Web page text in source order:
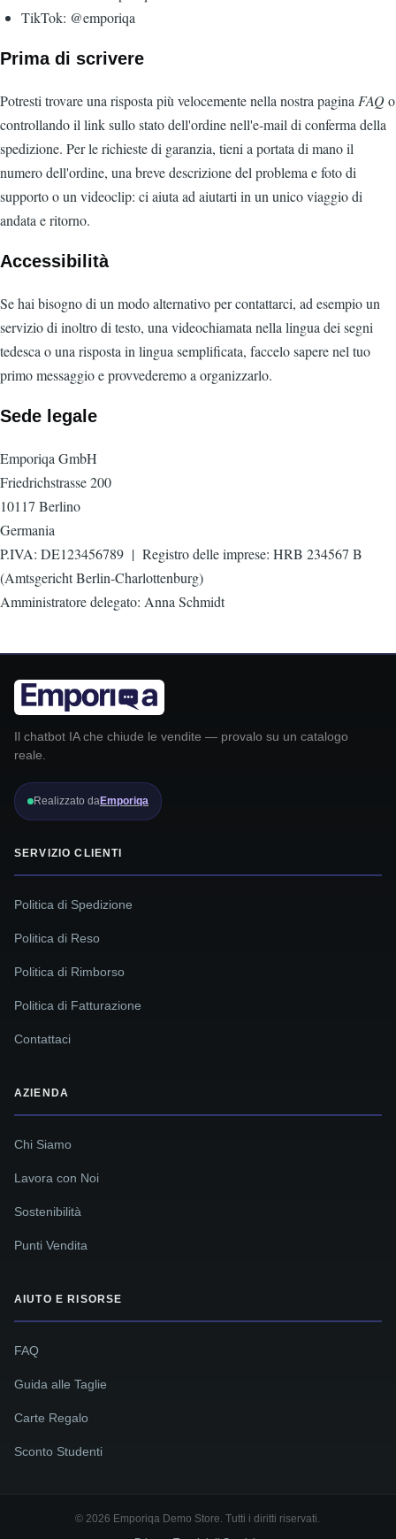
TikTok: @emporiqa
Prima di scrivere
Potresti trovare una risposta più velocemente nella nostra pagina FAQo
controllando il link sullo stato dell'ordine nell'e-mail di conferma della
spedizione. Per le richieste di garanzia, tieni a portata di mano il
numero dell'ordine, una breve descrizione del problema e foto di
supporto o un videoclip: ci aiuta ad aiutarti in un unico viaggio di
andata e ritorno.
Accessibilità
Se hai bisogno di un modo alternativo per contattarci, ad esempio un
servizio di inoltro di testo, una videochiamata nella lingua dei segni
tedesca o una risposta in lingua semplificata, faccelo sapere nel tuo
primo messaggio e provvederemo a organizzarlo.
Sede legale
Emporiqa GmbH
Friedrichstrasse 200
10117 Berlino
Germania
P.IVA: DE123456789 | Registro delle imprese: HRB 234567 B
(Amtsgericht Berlin-Charlottenburg)
Amministratore delegato: Anna Schmidt
Il chatbot IA che chiude le vendite — provalo su un catalogo
reale.
Realizzato daEmporiqa
SERVIZIO CLIENTI
Politica di Spedizione
Politica di Reso
Politica di Rimborso
Politica di Fatturazione
Contattaci
AZIENDA
Chi Siamo
Lavora con Noi
Sostenibilità
Punti Vendita
AIUTO E RISORSE
FAQ
Guida alle Taglie
Carte Regalo
Sconto Studenti
© 2026 Emporiqa Demo Store. Tutti i diritti riservati.